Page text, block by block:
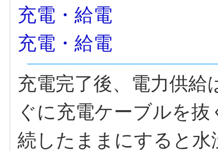
充電・給電
充電・給電
充電完了後、電力供
ぐに充電ケーブルを
続したままにすると